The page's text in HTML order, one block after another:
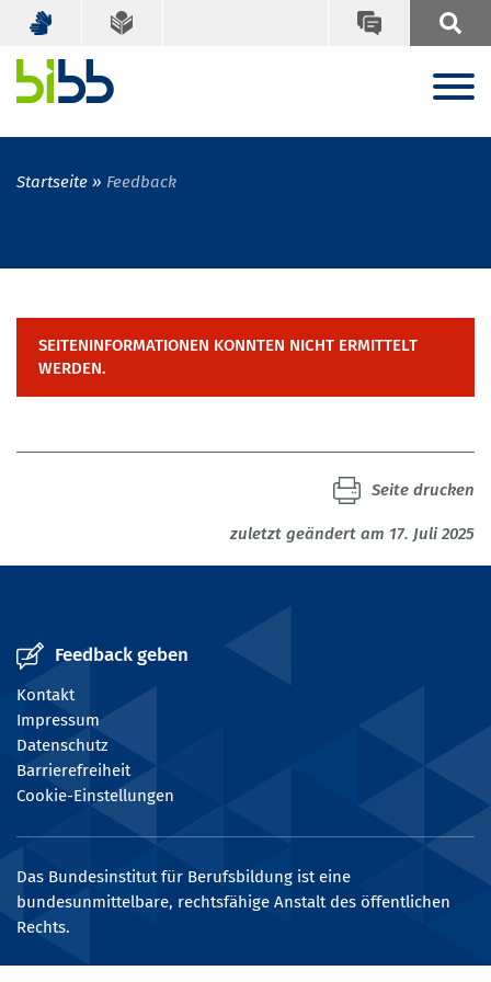
Startseite Feedback
SEITENINFORMATIONEN KONNTEN NICHT ERMITTELT
WERDEN.
zuletzt geändert am 17. Juli 2025
Seite drucken
Feedback geben
Kontakt
Impressum
Datenschutz
Barrierefreiheit
Cookie-Einstellungen
Das Bundesinstitut für Berufsbildung ist eine
bundesunmittelbare, rechtsfähige Anstalt des öffentlichen
Rechts.